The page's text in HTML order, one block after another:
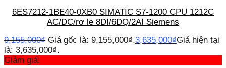
6ES7212-1BE40-0XB0 SIMATIC S7-1200 CPU 1212C
AC/DC/rơ le 8DI/6DQ/2AI Siemens
9,155,000₫ Giá gốc là: 9,155,000₫.3,635,000₫Giá hiện tại
là: 3,635,000₫.
Giảm giá!